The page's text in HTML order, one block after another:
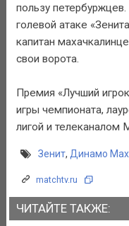
пользу
голевой атаке
капитан
свои ворота.
Премия «Лучший
игры чемпионата,
лигой и
Зенит, Динамо
matchtv.ru
ЧИТАЙТЕ ТАКЖЕ: